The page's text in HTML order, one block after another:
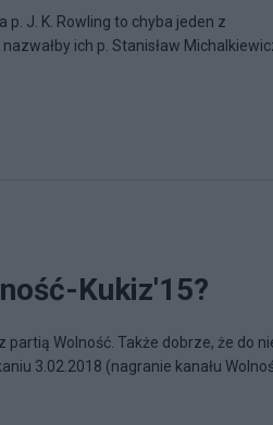
J. K. Rowling to chyba jeden z
ich p. Stanisław
Kukiz'15?
partią Wolność. Także dobrze, że do
3.02.2018 (nagranie kanału